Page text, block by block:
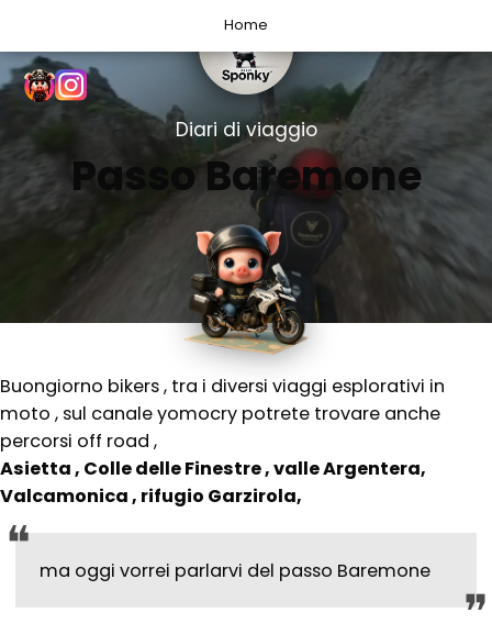
Home
Diari di viaggio
Passo Baremone
Buongiorno bikers , tra i diversi viaggi esplorativi in
moto , sul canale yomocry potrete trovare anche
percorsi off road ,
Asietta , Colle delle Finestre , valle Argentera,
Valcamonica , rifugio Garzirola,
ma oggi vorrei parlarvi del passo Baremone